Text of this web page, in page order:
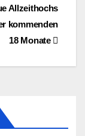
Allzeithochs
kommenden
18 Monate